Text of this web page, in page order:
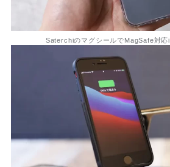
SaterchiのマグシールでMagSafe対応